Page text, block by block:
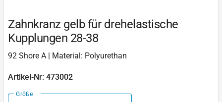
Zahnkranz gelb für drehelastische
Kupplungen 28-38
92 Shore A | Material: Polyurethan
Artikel-Nr: 473002
Größe